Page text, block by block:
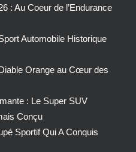
: Au Coeur de l’Endurance
Automobile Historique
Orange au Cœur des
: Le Super SUV
Conçu
Sportif Qui A Conquis